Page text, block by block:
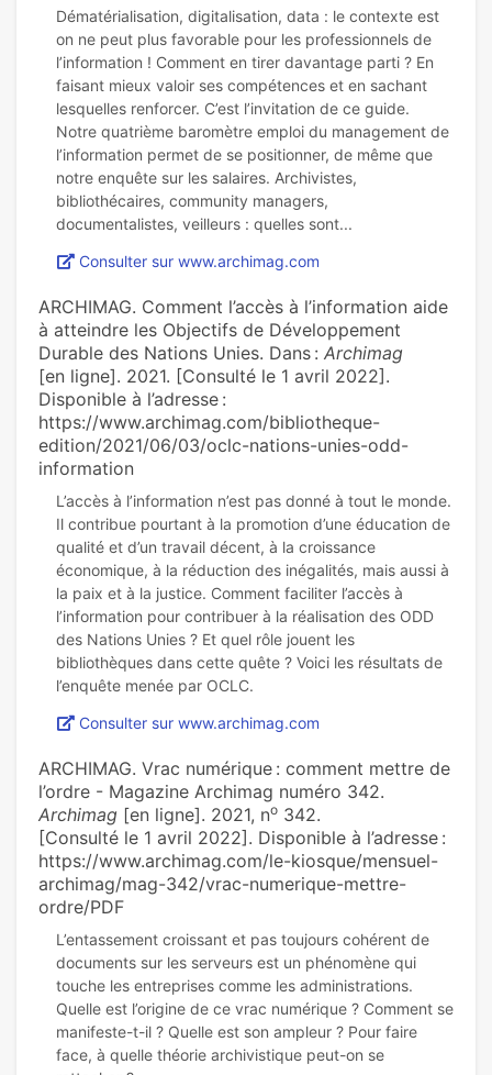
Dématérialisation, digitalisation, data : le contexte est
on ne peut plus favorable pour les professionnels de
l’information ! Comment en tirer davantage parti ? En
faisant mieux valoir ses compétences et en sachant
lesquelles renforcer. C’est l’invitation de ce guide.
Notre quatrième baromètre emploi du management de
l’information permet de se positionner, de même que
notre enquête sur les salaires. Archivistes,
bibliothécaires, community managers,
Consulter sur www.archimag.com
ARCHIMAG. Comment l’accès à l’information aide
à atteindre les Objectifs de Développement
Durable des Nations Unies. Dans : Archimag
[en ligne]. 2021. [Consulté le 1 avril 2022].
Disponible à l’adresse :
https://www.archimag.com/bibliotheque-
edition/2021/06/03/oclc-nations-unies-odd-
information
L’accès à l’information n’est pas donné à tout le monde.
Il contribue pourtant à la promotion d’une éducation de
qualité et d’un travail décent, à la croissance
économique, à la réduction des inégalités, mais aussi à
la paix et à la justice. Comment faciliter l’accès à
l’information pour contribuer à la réalisation des ODD
des Nations Unies ? Et quel rôle jouent les
bibliothèques dans cette quête ? Voici les résultats de
Consulter sur www.archimag.com
ARCHIMAG. Vrac numérique : comment mettre de
l’ordre - Magazine Archimag numéro 342.
Archimag [en ligne]. 2021, no 342.
[Consulté le 1 avril 2022]. Disponible à l’adresse :
https://www.archimag.com/le-kiosque/mensuel-
archimag/mag-342/vrac-numerique-mettre-
ordre/PDF
L’entassement croissant et pas toujours cohérent de
documents sur les serveurs est un phénomène qui
touche les entreprises comme les administrations.
Quelle est l’origine de ce vrac numérique ? Comment se
manifeste-t-il ? Quelle est son ampleur ? Pour faire
face, à quelle théorie archivistique peut-on se